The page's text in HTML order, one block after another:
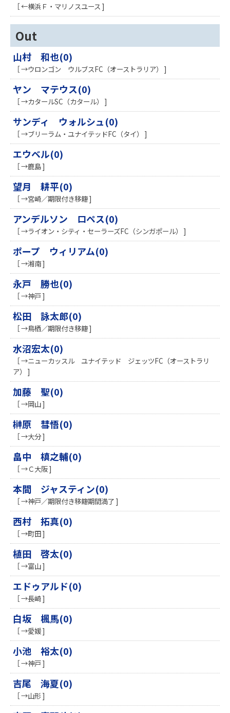
［ ←横浜Ｆ・マリノスユース ]
Out
山村 和也(0)
［ →ウロンゴン ウルブスFC（オーストラリア） ]
ヤン マテウス(0)
［ →カタールSC（カタール） ]
サンディ ウォルシュ(0)
［ →ブリーラム・ユナイテッドFC（タイ） ]
エウベル(0)
［ →鹿島 ]
望月 耕平(0)
［ →宮崎／期限付き移籍 ]
アンデルソン ロペス(0)
［ →ライオン・シティ・セーラーズFC（シンガポール） ]
ポープ ウィリアム(0)
［ →湘南 ]
永戸 勝也(0)
［ →神戸 ]
松田 詠太郎(0)
［ →鳥栖／期限付き移籍 ]
水沼宏太(0)
［ →ニューカッスル ユナイテッド ジェッツFC（オーストラリ
ア） ]
加藤 聖(0)
［ →岡山 ]
榊原 彗悟(0)
［ →大分 ]
畠中 槙之輔(0)
［ →Ｃ大阪 ]
本間 ジャスティン(0)
［ →神戸／期限付き移籍期間満了 ]
西村 拓真(0)
［ →町田 ]
植田 啓太(0)
［ →富山 ]
エドゥアルド(0)
［ →長崎 ]
白坂 楓馬(0)
［ →愛媛 ]
小池 裕太(0)
［ →神戸 ]
吉尾 海夏(0)
［ →山形 ]